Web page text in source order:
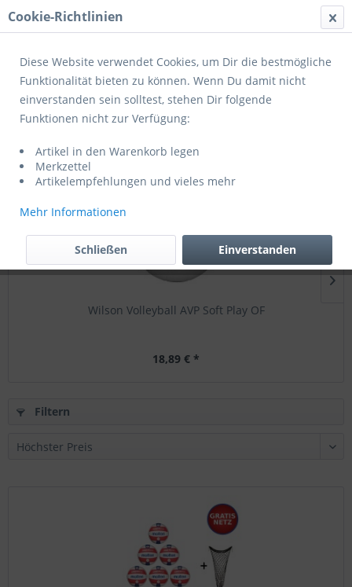
Menü
Einsteigerbälle
Topseller
Wilson Volleyball AVP Soft Play OF
18,89 € *
Filtern
Cookie-Richtlinien
Diese Website verwendet Cookies, um Dir die bestmögliche
Funktionalität bieten zu können. Wenn Du damit nicht
einverstanden sein solltest, stehen Dir folgende
Funktionen nicht zur Verfügung:
Artikel in den Warenkorb legen
Merkzettel
Artikelempfehlungen und vieles mehr
Mehr Informationen
Einverstanden
Schließen